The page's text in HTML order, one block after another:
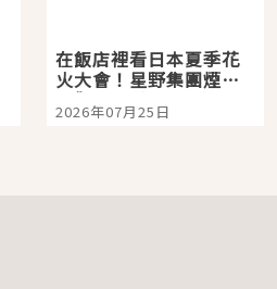
在飯店裡看日本夏季花
火大會！星野集團煙火
景觀飯店6選，讓你不用
人擠人悠閒欣賞
2026年07月25日